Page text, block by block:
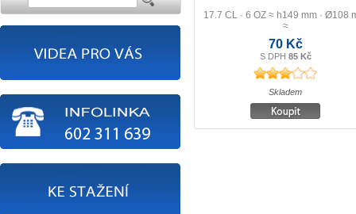
17.7 CL · 6 OZ ≈ h149 mm · Ø108
≈
70 Kč
S DPH 85 Kč
Skladem